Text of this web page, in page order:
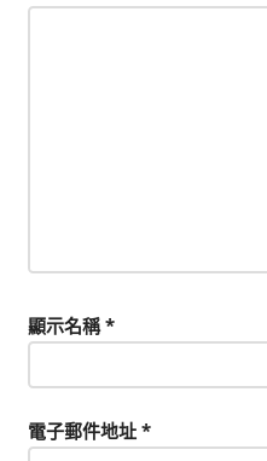
顯示名稱*
電子郵件地址 *